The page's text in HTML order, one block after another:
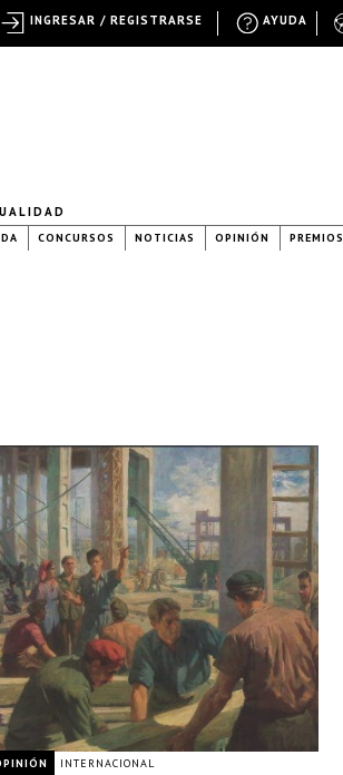
CONCURSOS NOTICIAS OPINIÓN PREMIOS
INTERNACIONAL
AYUDA
INGRESAR / REGISTRARSE